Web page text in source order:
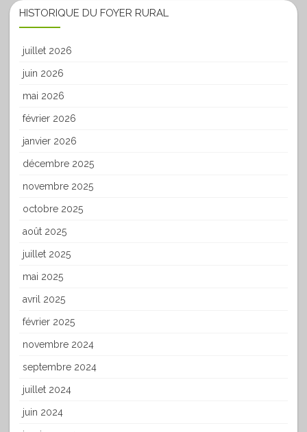
HISTORIQUE DU FOYER RURAL
juillet 2026
juin 2026
mai 2026
février 2026
janvier 2026
décembre 2025
novembre 2025
octobre 2025
août 2025
juillet 2025
mai 2025
avril 2025
février 2025
novembre 2024
septembre 2024
juillet 2024
juin 2024